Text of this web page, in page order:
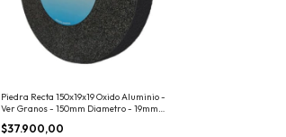
Piedra Recta 150x19x19 Oxido Aluminio -
Ver Granos - 150mm Diametro - 19mm
Eje
$37.900,00